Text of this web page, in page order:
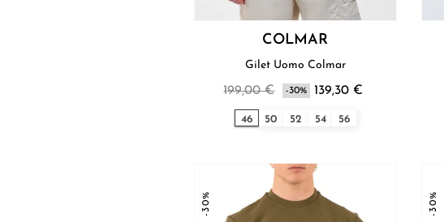
COLMAR
Gilet Uomo Colmar
199,00 € -30% 139,30 €
46 50 52 54 56
-30% -30%